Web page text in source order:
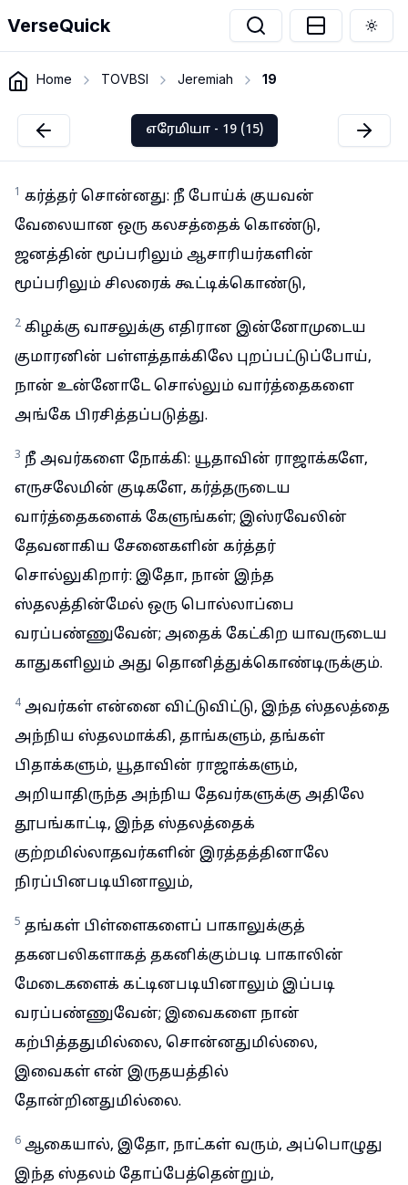
VerseQuick
Home TOVBSI Jeremiah 19
எரேமியா - 19 (15)
1 கர்த்தர் சொன்னது: நீ போய்க் குயவன்
வேலையான ஒரு கலசத்தைக் கொண்டு,
ஜனத்தின் மூப்பரிலும் ஆசாரியர்களின்
மூப்பரிலும் சிலரைக் கூட்டிக்கொண்டு,
2 கிழக்கு வாசலுக்கு எதிரான இன்னோமுடைய
குமாரனின் பள்ளத்தாக்கிலே புறப்பட்டுப்போய்,
நான் உன்னோடே சொல்லும் வார்த்தைகளை
அங்கே பிரசித்தப்படுத்து.
3 நீ அவர்களை நோக்கி: யூதாவின் ராஜாக்களே,
எருசலேமின் குடிகளே, கர்த்தருடைய
வார்த்தைகளைக் கேளுங்கள்; இஸ்ரவேலின்
தேவனாகிய சேனைகளின் கர்த்தர்
சொல்லுகிறார்: இதோ, நான் இந்த
ஸ்தலத்தின்மேல் ஒரு பொல்லாப்பை
வரப்பண்ணுவேன்; அதைக் கேட்கிற யாவருடைய
காதுகளிலும் அது தொனித்துக்கொண்டிருக்கும்.
4 அவர்கள் என்னை விட்டுவிட்டு, இந்த ஸ்தலத்தை
அந்நிய ஸ்தலமாக்கி, தாங்களும், தங்கள்
பிதாக்களும், யூதாவின் ராஜாக்களும்,
அறியாதிருந்த அந்நிய தேவர்களுக்கு அதிலே
தூபங்காட்டி, இந்த ஸ்தலத்தைக்
குற்றமில்லாதவர்களின் இரத்தத்தினாலே
நிரப்பினபடியினாலும்,
5 தங்கள் பிள்ளைகளைப் பாகாலுக்குத்
தகனபலிகளாகத் தகனிக்கும்படி பாகாலின்
மேடைகளைக் கட்டினபடியினாலும் இப்படி
வரப்பண்ணுவேன்; இவைகளை நான்
கற்பித்ததுமில்லை, சொன்னதுமில்லை,
இவைகள் என் இருதயத்தில்
தோன்றினதுமில்லை.
6 ஆகையால், இதோ, நாட்கள் வரும், அப்பொழுது
இந்த ஸ்தலம் தோப்பேத்தென்றும்,